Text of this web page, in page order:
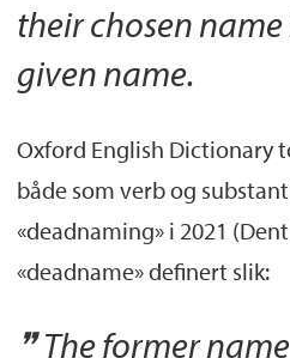
their chosen
given name.
Oxford English Dictionary
både som verb og
«deadnaming» i 2021
«deadname» definert slik:
The former